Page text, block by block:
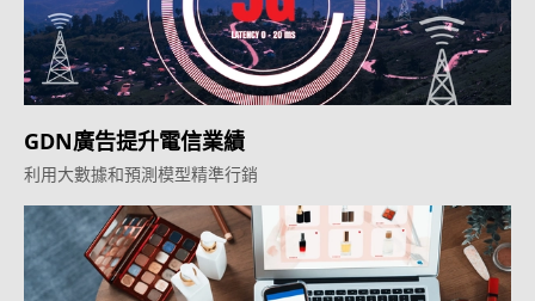
GDN廣告提升電信業績
利用大數據和預測模型精準行銷